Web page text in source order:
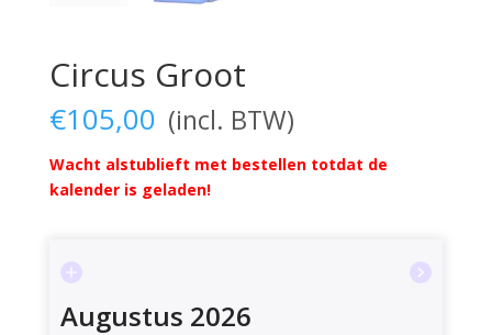
Circus Groot
€105,00
Wacht alstublieft met bestellen totdat de
kalender is geladen!
Augustus 2026